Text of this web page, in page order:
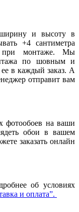
и высоту в
+4 сантиметра
при монтаже. Мы
по шовным и
в каждый заказ. А
отправит вам
фотообоев на ваши
обои в вашем
заказать онлайн
об условиях
и оплата”.